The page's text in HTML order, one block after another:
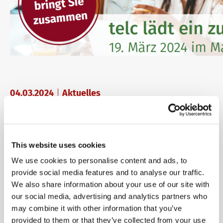
This website uses cookies
We use cookies to personalise content and ads, to
provide social media features and to analyse our traffic.
We also share information about your use of our site with
our social media, advertising and analytics partners who
may combine it with other information that you’ve
provided to them or that they’ve collected from your use
04.03.2024 Aktuelles
telc Fachtag Hochschule
in Köln
Am 19.03.2024 veranstaltet telc den Fachtag Hochschule
im Maritim Hotel in Köln.